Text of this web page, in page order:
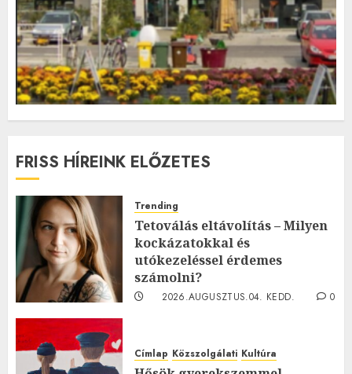
FRISS HÍREINK ELŐZETES
Trending
Tetoválás eltávolítás – Milyen
kockázatokkal és
utókezeléssel érdemes
számolni?
2026.AUGUSZTUS.04. KEDD.
0
Címlap Közszolgálati Kultúra